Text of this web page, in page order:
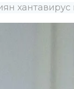
хантавирус